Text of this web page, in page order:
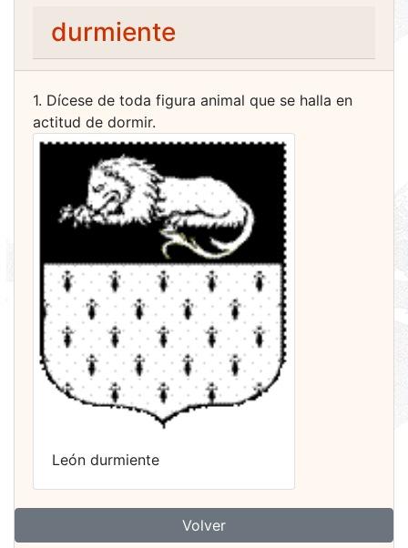
durmiente
1. Dícese de toda figura animal que se halla en
actitud de dormir.
León durmiente
Volver